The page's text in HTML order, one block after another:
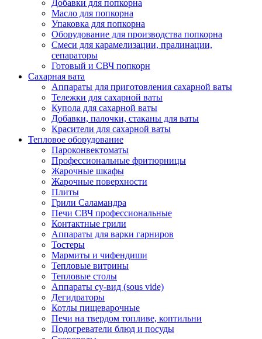
Добавки для попкорна
Масло для попкорна
Упаковка для попкорна
Оборудование для производства попкорна
Смеси для карамелизации, пралинации,
сепараторы
Готовый и СВЧ попкорн
Сахарная вата
Аппараты для приготовления сахарной ваты
Тележки для сахарной ваты
Купола для сахарной ваты
Добавки, палочки, стаканы для ваты
Красители для сахарной ваты
Тепловое оборудование
Пароконвектоматы
Профессиональные фритюрницы
Жарочные шкафы
Жарочные поверхности
Плиты
Грили Саламандра
Печи СВЧ профессиональные
Контактные грили
Аппараты для варки гарниров
Тостеры
Мармиты и чифендиши
Тепловые витрины
Тепловые столы
Аппараты су-вид (sous vide)
Дегидраторы
Котлы пищеварочные
Печи на твердом топливе, коптильни
Подогреватели блюд и посуды